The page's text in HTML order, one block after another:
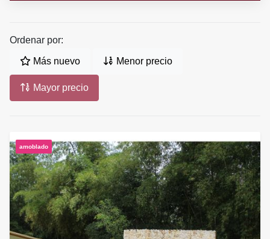
Ordenar por:
Más nuevo Menor precio
Mayor precio
amoblado